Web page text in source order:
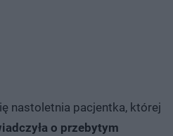
nastoletnia pacjentka, której
o przebytym